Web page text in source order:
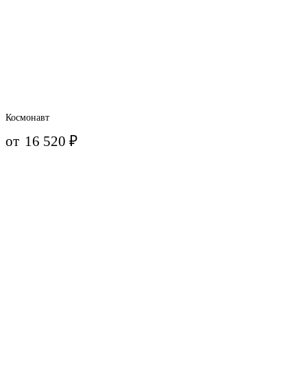
Космонавт
от 16 520₽